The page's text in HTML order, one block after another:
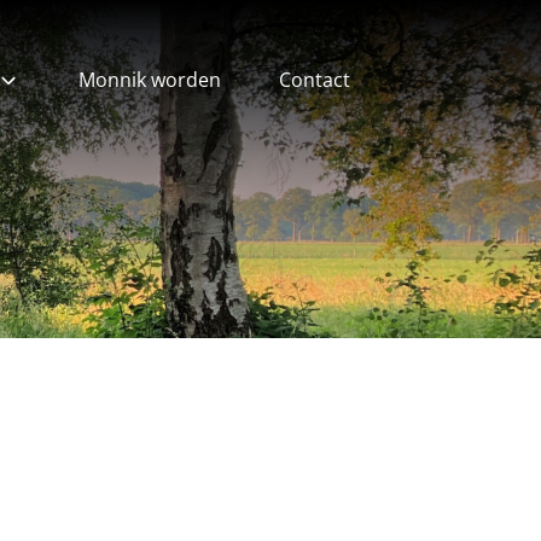
Monnik worden Contact